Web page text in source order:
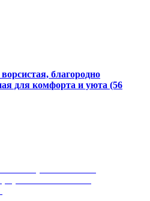
благородно
для комфорта и уюта (56